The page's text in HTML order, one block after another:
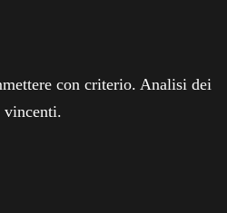
con criterio. Analisi dei
vincenti.